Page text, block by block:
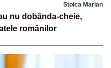
Stoica Marian
nu dobânda-cheie,
românilor